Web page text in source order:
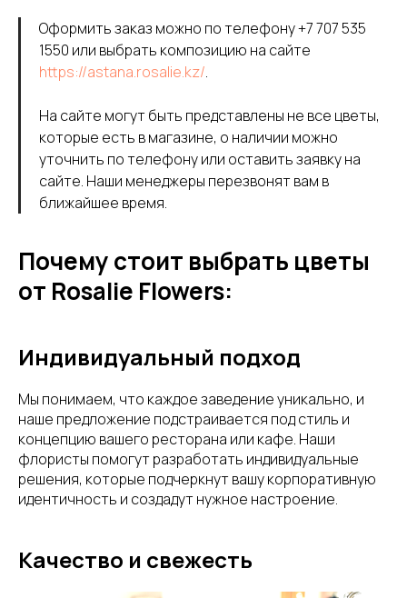
Оформить заказ можно по телефону +7 707 535
1550 или выбрать композицию на сайте
https://astana.rosalie.kz/.
На сайте могут быть представлены не все цветы,
которые есть в магазине, о наличии можно
уточнить по телефону или оставить заявку на
сайте. Наши менеджеры перезвонят вам в
ближайшее время.
Почему стоит выбрать цветы
от Rosalie Flowers:
Индивидуальный подход
Мы понимаем, что каждое заведение уникально, и
наше предложение подстраивается под стиль и
концепцию вашего ресторана или кафе. Наши
флористы помогут разработать индивидуальные
решения, которые подчеркнут вашу корпоративную
идентичность и создадут нужное настроение.
Качество и свежесть